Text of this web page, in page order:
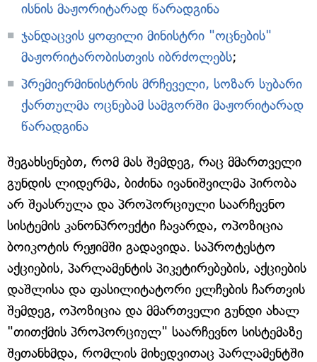
ისნის მაჟორიტარად წარადგინა
ჯანდაცვის ყოფილი მინისტრი "ოცნების"
მაჟორიტარობისთვის იბრძოლებს;
პრემიერმინისტრის მრჩეველი, სოზარ სუბარი
ქართულმა ოცნებამ სამგორში მაჟორიტარად
წარადგინა
შეგახსენებთ, რომ მას შემდეგ, რაც მმართველი
გუნდის ლიდერმა, ბიძინა ივანიშვილმა პირობა
არ შეასრულა და პროპორციული საარჩევნო
სისტემის კანონპროექტი ჩავარდა, ოპოზიცია
ბოიკოტის რეჟიმში გადავიდა. საპროტესტო
აქციების, პარლამენტის პიკეტირებების, აქციების
დაშლისა და ფასილიტატორი ელჩების ჩართვის
შემდეგ, ოპოზიცია და მმართველი გუნდი ახალ
"თითქმის პროპორციულ" საარჩევნო სისტემაზე
შეთანხმდა, რომლის მიხედვითაც პარლამენტში